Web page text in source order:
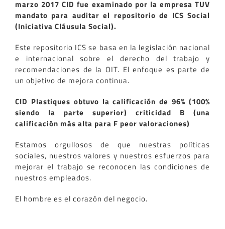
marzo 2017 CID fue examinado por la empresa TUV
mandato para auditar el repositorio de ICS Social
(Iniciativa Cláusula Social).
Este repositorio ICS se basa en la legislación nacional
e internacional sobre el derecho del trabajo y
recomendaciones de la OIT. El enfoque es parte de
un objetivo de mejora continua.
CID Plastiques obtuvo la calificación de 96% (100%
siendo la parte superior) criticidad B (una
calificación más alta para F peor valoraciones)
Estamos orgullosos de que nuestras políticas
sociales, nuestros valores y nuestros esfuerzos para
mejorar el trabajo se reconocen las condiciones de
nuestros empleados.
El hombre es el corazón del negocio.